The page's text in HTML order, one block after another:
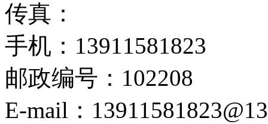
传真：
手机：13911581823
邮政编号：102208
E-mail：